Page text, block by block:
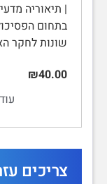
שונות לחקר האישיות 5 |
₪40.00
צריכים